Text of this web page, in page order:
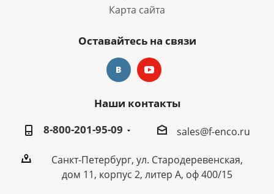
Карта сайта
Оставайтесь на связи
Наши контакты
8-800-201-95-09
sales@f-enco.ru
Санкт-Петербург, ул. Стародеревенская,
дом 11, корпус 2, литер А, оф 400/15